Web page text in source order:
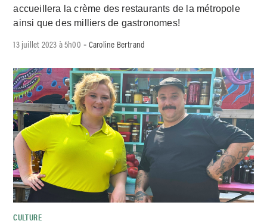
accueillera la crème des restaurants de la métropole
ainsi que des milliers de gastronomes!
13 juillet 2023 à 5h00 - Caroline Bertrand
CULTURE